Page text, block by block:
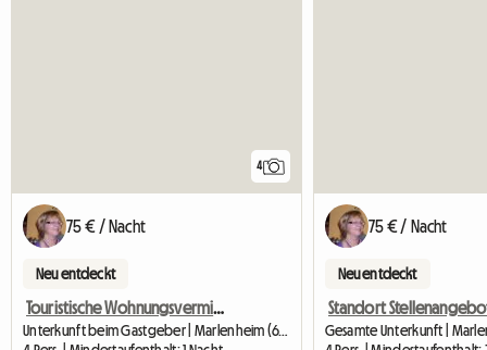
4
75 € / Nacht
Neu entdeckt
Touristische Wohnungsvermietung
Unterkunft beim Gastgeber | Marlenheim (67520)
75 € / Nacht
Neu entdeckt
Gesamte Unterkunft |